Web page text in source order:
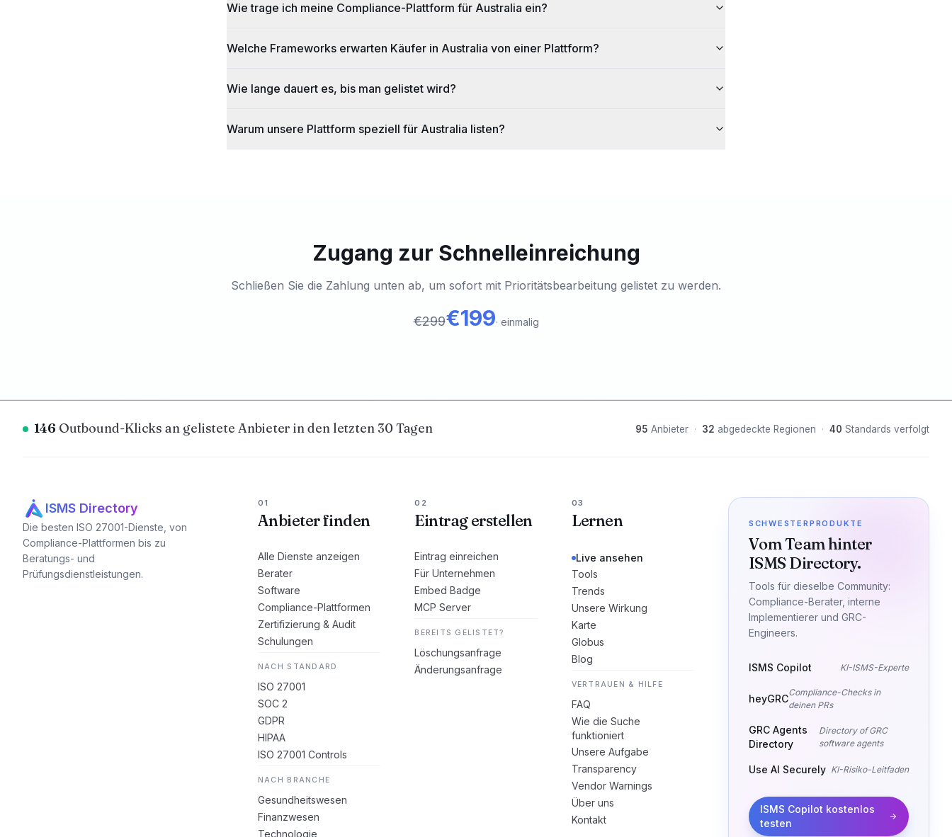
Wie trage ich meine Compliance-Plattform für Australia ein?
Welche Frameworks erwarten Käufer in Australia von einer Plattform?
Wie lange dauert es, bis man gelistet wird?
Warum unsere Plattform speziell für Australia listen?
Zugang zur Schnelleinreichung
Schließen Sie die Zahlung unten ab, um sofort mit Prioritätsbearbeitung gelistet zu werden.
€299€199· einmalig
146 Outbound-Klicks an gelistete Anbieter in den letzten 30 Tagen 95 Anbieter · 32 abgedeckte Regionen · 40 Standards verfolgt
ISMS Directory
Die besten ISO 27001-Dienste, von
Compliance-Plattformen bis zu
Beratungs- und
Prüfungsdienstleistungen.
01
Anbieter finden
Alle Dienste anzeigen
Berater
Software
Compliance-Plattformen
Zertifizierung & Audit
Schulungen
NACH STANDARD
ISO 27001
SOC 2
GDPR
HIPAA
ISO 27001 Controls
NACH BRANCHE
Gesundheitswesen
Finanzwesen
Technologie
02
Eintrag erstellen
Eintrag einreichen
Für Unternehmen
Embed Badge
MCP Server
BEREITS GELISTET?
Löschungsanfrage
Änderungsanfrage
03
Lernen
Live ansehen
Tools
Trends
Unsere Wirkung
Karte
Globus
Blog
VERTRAUEN & HILFE
FAQ
Wie die Suche
funktioniert
Unsere Aufgabe
Transparency
Vendor Warnings
Über uns
Kontakt
SCHWESTERPRODUKTE
Vom Team hinter
ISMS Directory.
Tools für dieselbe Community:
Compliance-Berater, interne
Implementierer und GRC-
Engineers.
ISMS Copilot KI-ISMS-Experte
heyGRC
Compliance-Checks in
deinen PRs
GRC Agents
Directory
Directory of GRC
software agents
Use AI Securely KI-Risiko-Leitfaden
ISMS Copilot kostenlos
testen